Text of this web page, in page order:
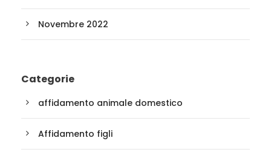
Novembre 2022
Categorie
affidamento animale domestico
Affidamento figli